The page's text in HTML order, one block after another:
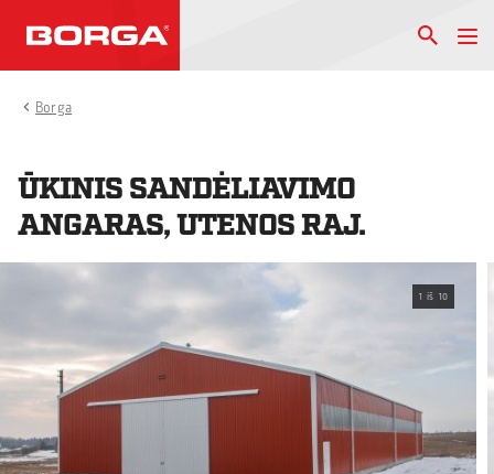
Borga
ŪKINIS SANDĖLIAVIMO
ANGARAS, UTENOS RAJ.
1 iš 10